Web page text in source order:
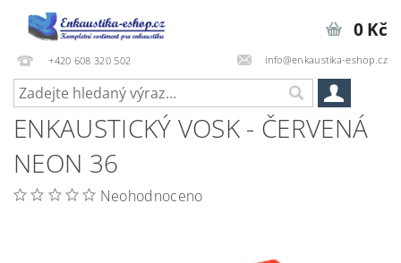
+420 608 320 502 info@enkaustika-eshop.cz
0 Kč
ENKAUSTICKÝ VOSK - ČERVENÁ
NEON 36
Neohodnoceno